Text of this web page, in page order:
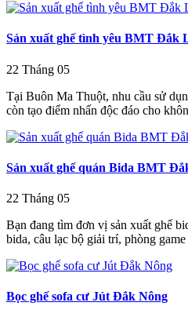
Sản xuất ghế tình yêu BMT Đắk
22 Tháng 05
Tại Buôn Ma Thuột, nhu cầu sử
còn tạo điểm nhấn độc đáo cho
Sản xuất ghế quán Bida BMT
22 Tháng 05
Bạn đang tìm đơn vị sản xuất ghế
bida, câu lạc bộ giải trí, phòng
Bọc ghế sofa cư Jút Đắk Nông